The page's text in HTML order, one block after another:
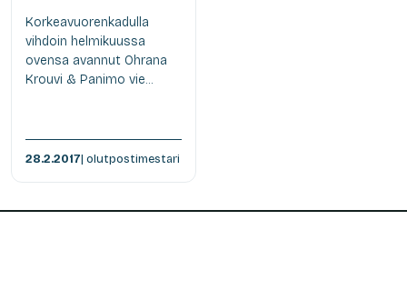
Korkeavuorenkadulla
vihdoin helmikuussa
ovensa avannut Ohrana
Krouvi & Panimo vie...
28.2.2017| olutpostimestari